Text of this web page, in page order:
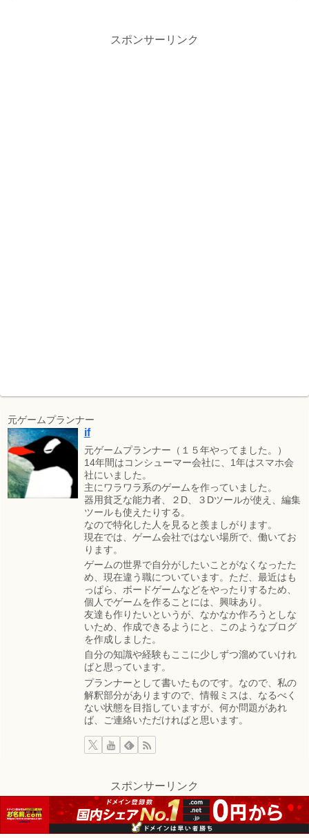
スポンサーリンク
元ゲームプランナー
if
元ゲームプランナー（１５年やってました。）
14年間はコンシューマー会社に、1年はスマホ会
社にいました。
主にワラワラ系のゲームを作っていました。
器用貧乏な能力者、２D、３Dツールが使え、編集
ツールも使えたりする。
なので特化した人を見ると羨ましがります。
現在では、ゲーム会社ではない場所で、働いてお
ります。
ゲームの世界で自分がしたいことがなくなったた
め、現在違う職についています。ただ、最近はも
っぱら、ボードゲームなどをやったりするため、
個人でゲームを作ることには、興味あり。
友達も作りたいというが、なかなか作ろうとしな
いため、作成できるようにと、このようなブログ
を作成しました。
自分の知識や経験もここに少しずつ溜めていけれ
ばと思っています。
プランナーとして書いたものです。なので、私の
解釈部分がありますので、情報ミスは、なるべく
ない状態を目指していますが、何か問題があれ
ば、ご連絡いただければと思います。
スポンサーリンク